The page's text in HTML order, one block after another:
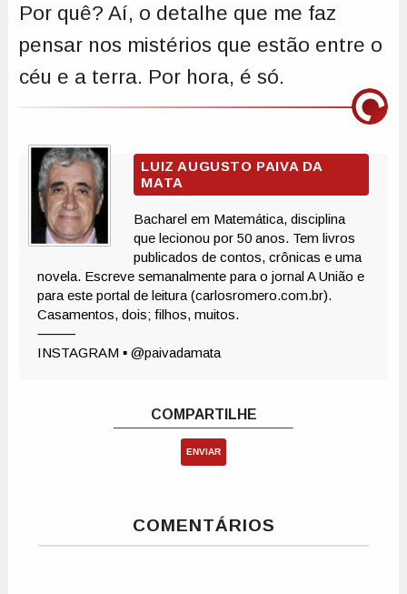
Por quê? Aí, o detalhe que me faz
pensar nos mistérios que estão entre o
céu e a terra. Por hora, é só.
ENVIAR
COMENTÁRIOS